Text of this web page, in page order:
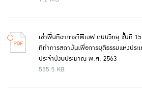
เช่าพื้นที่อาคารจีพีเอฟ ถนนวิทยุ ชั้นที่
ที่ทำการสถาบันเพื่อการยุติธรรมแห่งประ
ประจำปีงบประมาณ พ.ศ. 2563
555.5 KB